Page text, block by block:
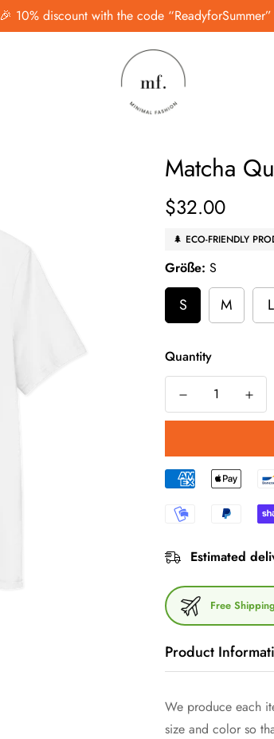
🎉 10% discount with the code
Matcha
Regular
price
$32.00
🌲 ECO-FRIENDLY
Größe: S
S M L
Quantity
Estimated
Free Shipping
Product
Dieses Unisex-T-
Muss. Es ist
We produce each
size and color so